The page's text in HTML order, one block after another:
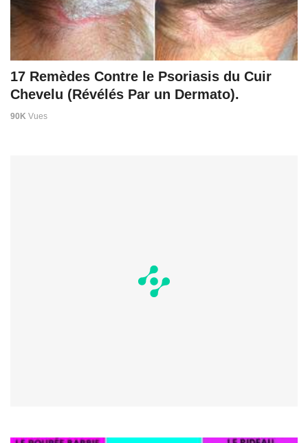
17 Remèdes Contre le Psoriasis du Cuir
Chevelu (Révélés Par un Dermato).
90K Vues